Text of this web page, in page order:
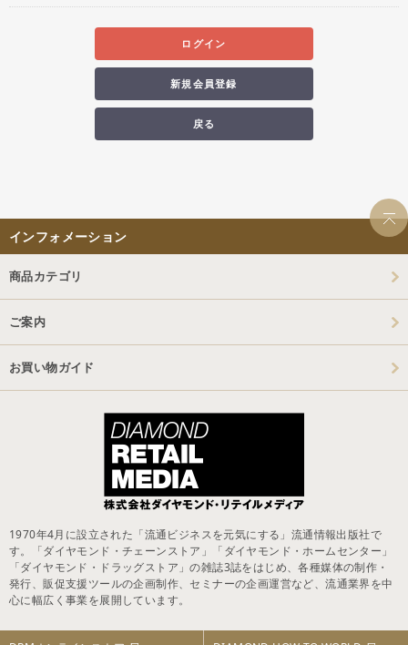
ログイン
新規会員登録
戻る
インフォメーション
商品カテゴリ
ご案内
お買い物ガイド
1970年4月に設立された「流通ビジネスを元気にする」流通情報出版社で
す。「ダイヤモンド・チェーンストア」「ダイヤモンド・ホームセンター」
「ダイヤモンド・ドラッグストア」の雑誌3誌をはじめ、各種媒体の制作・
発行、販促支援ツールの企画制作、セミナーの企画運営など、流通業界を中
心に幅広く事業を展開しています。